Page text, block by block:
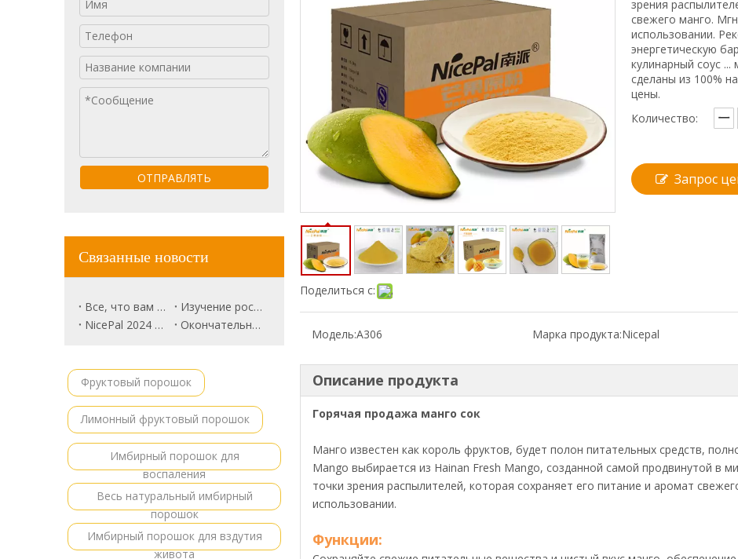
ОТПРАВЛЯТЬ
Связанные новости
Все, что вам нужно знать о Trune Plum.
Изучение роскошного рынка фруктов: розовый ананас будущим?
NicePal 2024 Продовольственная выставка Повестка дня
Окончательное руководство по корням свеклы
Фруктовый порошок
Лимонный фруктовый порошок
Имбирный порошок для
воспаления
Весь натуральный имбирный
порошок
Имбирный порошок для вздутия
живота
Поделиться с:
зрения
свежего манго.
использовании.
энергетическую
кулинарный соус
сделаны из 100%
цены.
Количество:
Запрос
Модель:A306 Марка продукта:Nicepal
Описание продукта
Горячая продажа манго сок
Манго известен как король фруктов, будет полон питательных средств,
Mango выбирается из Hainan Fresh Mango, созданной самой продвинутой в
точки зрения распылителей, которая сохраняет его питание и аромат
использовании.
Функции: